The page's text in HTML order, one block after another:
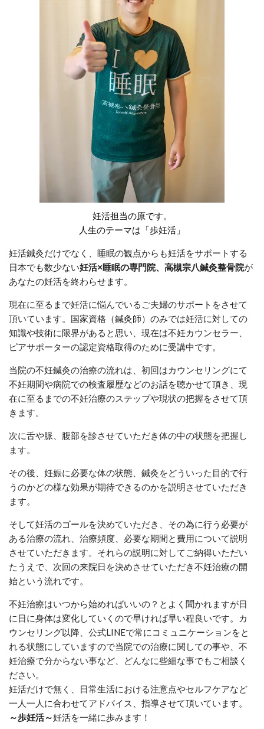
妊活担当の原です。
人生のテーマは「歩妊活」
妊活鍼灸だけでなく、睡眠の観点からも妊活をサポートする
日本でも数少ない妊活×睡眠の専門院、高槻宗八鍼灸整骨院が
あなたの妊活を終わらせます。
現在に至るまで妊活に悩んでいるご夫婦のサポートをさせて
頂いています。国家資格（鍼灸師）のみでは妊活に対しての
知識や技術に限界があると思い、現在は不妊カウンセラー、
ピアサポーターの認定資格取得のために受講中です。
当院の不妊鍼灸の治療の流れは、初回はカウンセリングにて
不妊期間や病院での検査履歴などのお話を聴かせて頂き、現
在に至るまでの不妊治療のステップや現状の把握をさせて頂
きます。
次に舌や脈、腹部を診させていただき体の中の状態を把握し
ます。
その後、妊娠に必要な体の状態、鍼灸をどういった目的で行
うのかどの様な効果が期待できるのかを説明させていただき
ます。
そして妊活のゴールを決めていただき、その為に行う必要が
ある治療の流れ、治療頻度、必要な期間と費用について説明
させていただきます。それらの説明に対してご納得いただい
たうえで、次回の来院日を決めさせていただき不妊治療の開
始という流れです。
不妊治療はいつから始めればいいの？とよく聞かれますが日
に日に身体は変化していくので早ければ早い程良いです。カ
ウンセリング以降、公式LINEで常にコミュニケーションをと
れる状態にしていますので当院での治療に関しての事や、不
妊治療で分からない事など、どんなに些細な事でもご相談く
ださい。
妊活だけで無く、日常生活における注意点やセルフケアなど
一人一人に合わせてアドバイス、指導させて頂いています。
～歩妊活～妊活を一緒に歩みます！